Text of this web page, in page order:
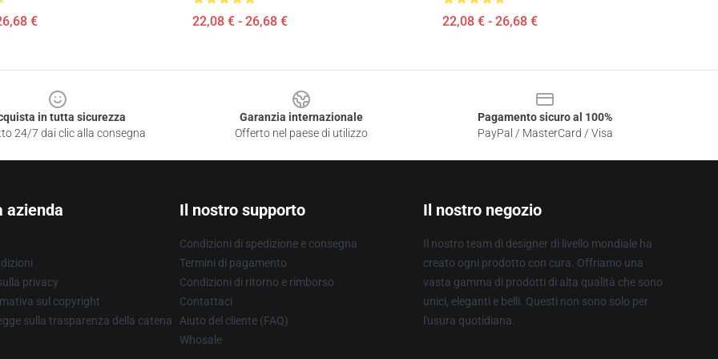
€ 22,08 € - 26,68 € 22,08 € - 26,68 €
in tutta sicurezza
24/7 dai clic alla consegna
Garanzia internazionale
Offerto nel paese di utilizzo
Pagamento sicuro al 100%
PayPal / MasterCard / Visa
azienda
privacy
sul copyright
sulla trasparenza della catena
Il nostro supporto
Condizioni di spedizione e consegna
Termini di pagamento
Condizioni di ritorno e rimborso
Contattaci
Aiuto del cliente (FAQ)
Whosale
Il nostro negozio
Il nostro team di designer di livello mondiale ha
creato ogni prodotto con cura. Offriamo una
vasta gamma di prodotti di alta qualità che sono
unici, eleganti e belli. Questi non sono solo per
l'usura quotidiana.